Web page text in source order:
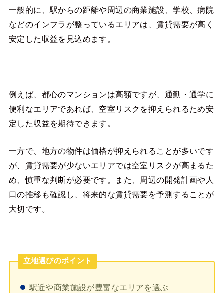
一般的に、駅からの距離や周辺の商業施設、学校、病院
などのインフラが整っているエリアは、賃貸需要が高く
安定した収益を見込めます。
例えば、都心のマンションは高額ですが、通勤・通学に
便利なエリアであれば、空室リスクを抑えられるため安
定した収益を期待できます。
一方で、地方の物件は価格が抑えられることが多いです
が、賃貸需要が少ないエリアでは空室リスクが高まるた
め、慎重な判断が必要です。また、周辺の開発計画や人
口の推移も確認し、将来的な賃貸需要を予測することが
大切です。
立地選びのポイント
駅近や商業施設が豊富なエリアを選ぶ